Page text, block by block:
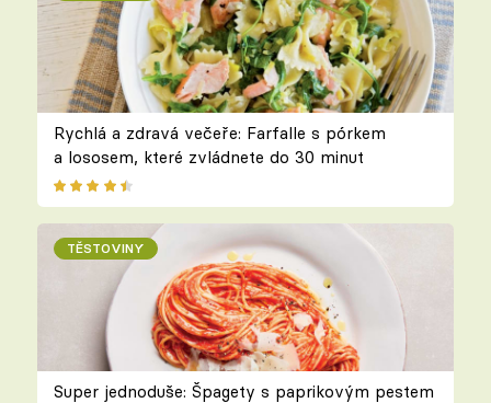
Rychlá a zdravá večeře: Farfalle s pórkem
a lososem, které zvládnete do 30 minut
TĚSTOVINY
Super jednoduše: Špagety s paprikovým pestem